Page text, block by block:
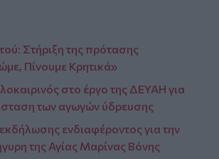
Στήριξη της πρότασης
Πίνουμε Κρητικά»
στο έργο της ΔΕΥΑΗ για
των αγωγών ύδρευσης
ενδιαφέροντος για την
της Αγίας Μαρίνας Βόνης